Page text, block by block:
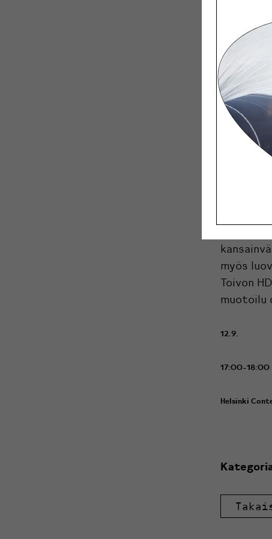
ja
tilassa,
Kenen
Mitä
Toivon
myös
Toivon
muotoilu
12.9.
17:00-18:00
Helsinki